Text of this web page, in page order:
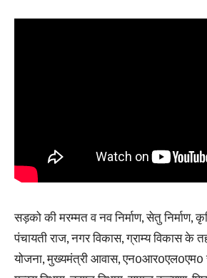
सड़को की मरम्मत व नव निर्माण, सेतु निर्माण,
पंचायती राज, नगर विकास, ग्राम्य विकास के
योजना, मुख्यमंत्री आवास, एन0आर0एल0एम0